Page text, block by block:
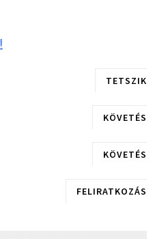
TETSZIK
KÖVETÉS
KÖVETÉS
FELIRATKOZÁS